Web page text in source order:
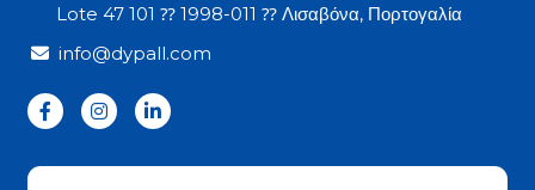
Lote 47 101 ⁇ 1998-011 ⁇ Λισαβόνα, Πορτογαλία
info@dypall.com